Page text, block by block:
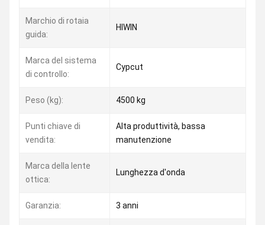
Marchio di rotaia
guida:
HIWIN
Marca del sistema
di controllo:
Cypcut
Peso (kg): 4500 kg
Punti chiave di
vendita:
Alta produttività, bassa
manutenzione
Marca della lente
ottica:
Lunghezza d'onda
Garanzia: 3 anni